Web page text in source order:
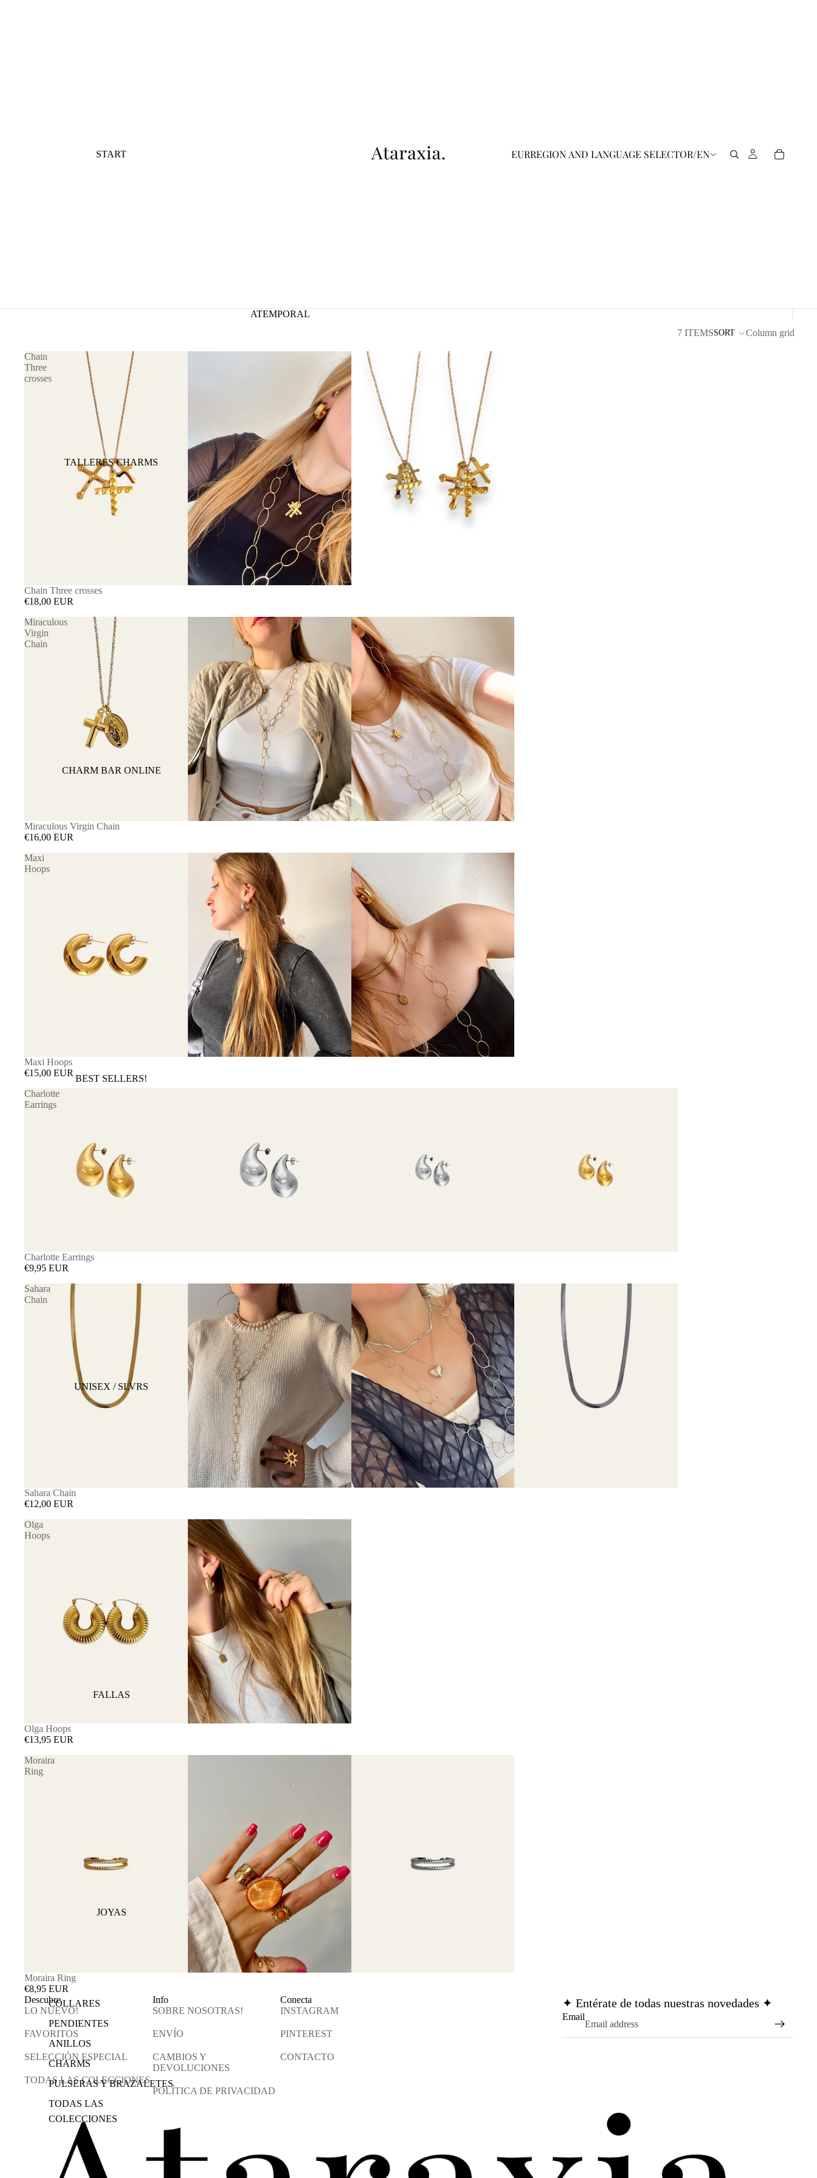
START
TALLERES CHARMS
CHARM BAR ONLINE
BEST SELLERS!
UNISEX / SLVRS
FALLAS
JOYAS
COLLARES
PENDIENTES
ANILLOS
CHARMS
PULSERAS Y BRAZALETES
TODAS LAS
COLECCIONES
EURREGION AND LANGUAGE SELECTOR/EN
ATEMPORAL
7 ITEMSSORT Column grid
Chain
Three
crosses
Chain Three crosses
€18,00 EUR
Miraculous
Virgin
Chain
Miraculous Virgin Chain
€16,00 EUR
Maxi
Hoops
Maxi Hoops
€15,00 EUR
Charlotte
Earrings
Charlotte Earrings
€9,95 EUR
Sahara
Chain
Sahara Chain
€12,00 EUR
Olga
Hoops
Olga Hoops
€13,95 EUR
Moraira
Ring
Moraira Ring
€8,95 EUR
Descubre
LO NUEVO!
FAVORITOS
SELECCIÓN ESPECIAL
TODAS LAS COLECCIONES
Info
SOBRE NOSOTRAS!
ENVÍO
CAMBIOS Y
DEVOLUCIONES
POLÍTICA DE PRIVACIDAD
Conecta
INSTAGRAM
PINTEREST
CONTACTO
✦ Entérate de todas nuestras novedades ✦
Email